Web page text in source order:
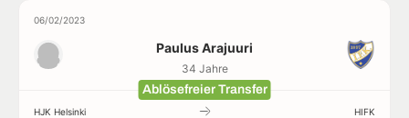
06/02/2023
Paulus Arajuuri
34 Jahre
Ablösefreier Transfer
HJK Helsinki HIFK